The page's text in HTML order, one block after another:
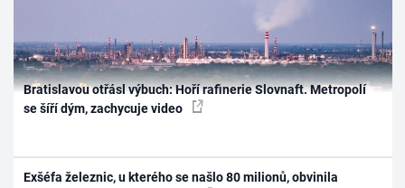
Bratislavou otřásl výbuch: Hoří rafinerie Slovnaft. Metropolí
se šíří dým, zachycuje video
Exšéfa železnic, u kterého se našlo 80 milionů, obvinila